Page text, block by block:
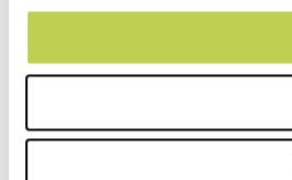
Hadsten Fri Fagskole